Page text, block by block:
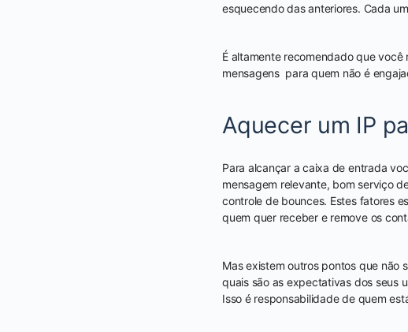
esquecendo das anteriores. Cada
É altamente recomendado que
mensagens para quem não é
Aquecer um IP
Para alcançar a caixa de entrada
mensagem relevante, bom serviço
controle de bounces. Estes fatores
quem quer receber e remove os
Mas existem outros pontos que não
quais são as expectativas dos seus
Isso é responsabilidade de quem